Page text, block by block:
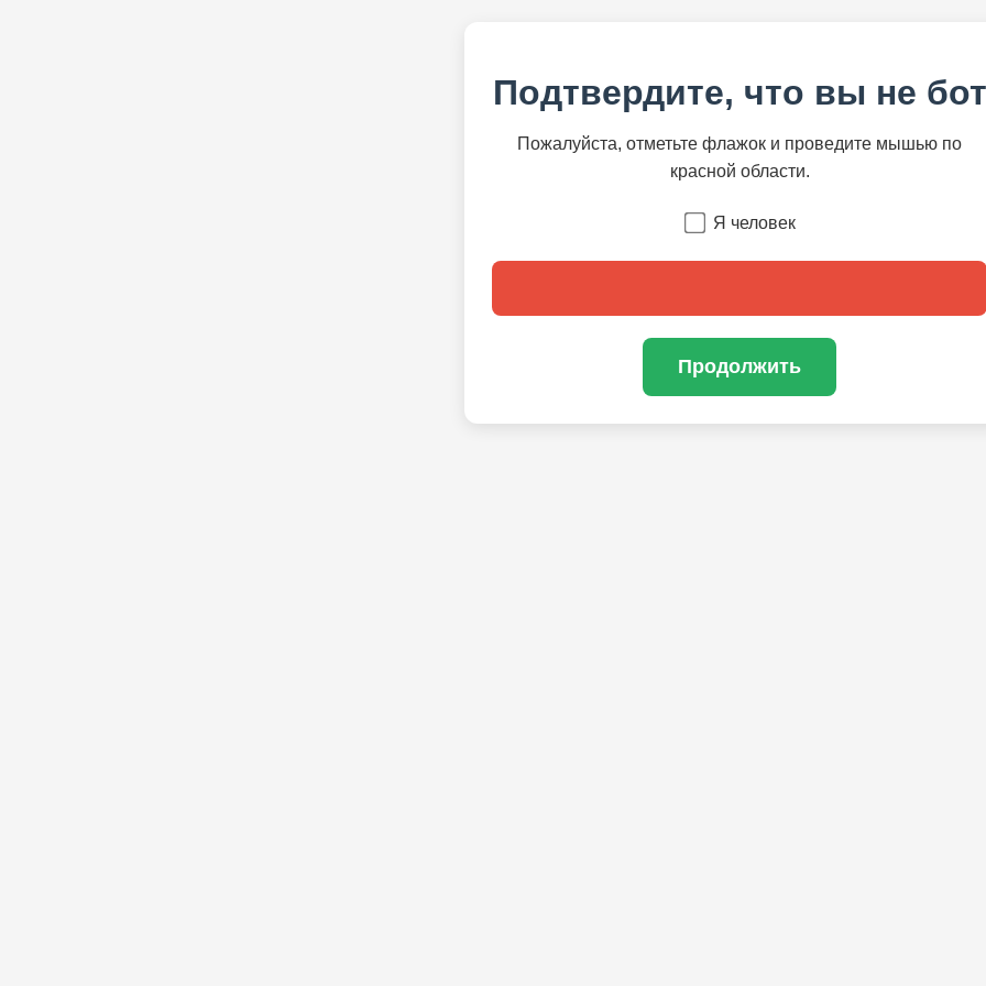
Подтвердите, что вы не бот
Пожалуйста, отметьте флажок и проведите мышью по
красной области.
Я человек
Продолжить